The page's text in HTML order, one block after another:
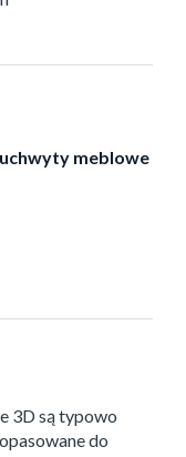
meblowe
3D są typowo
do